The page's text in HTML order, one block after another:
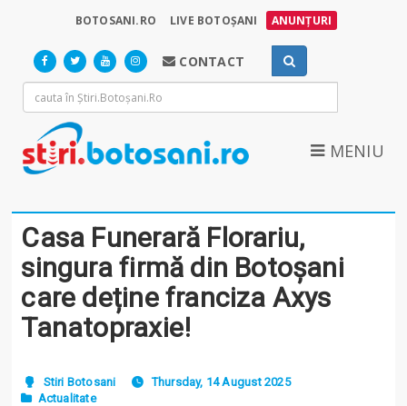
BOTOSANI.RO LIVE BOTOȘANI ANUNȚURI
CONTACT
MENIU
Casa Funerară Florariu,
singura firmă din Botoșani
care deține franciza Axys
Tanatopraxie!
Stiri Botosani
Thursday, 14 August 2025
Actualitate